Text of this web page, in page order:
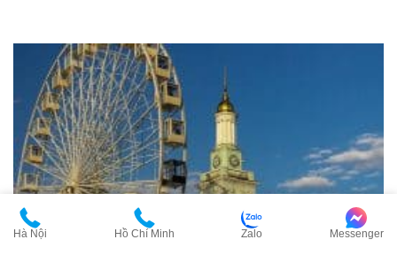
Hà Nội Hồ Chí Minh Zalo Messenger